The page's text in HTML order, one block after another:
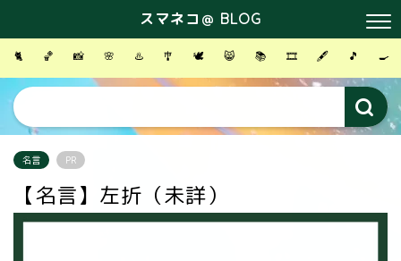
スマネコ＠ BLOG
🐈 🏀 📸 🌸 ♨️ 🎐 🕊 😸 📚 🎞 🖋 🎵 🍳
名言 PR
【名言】左折（未詳）